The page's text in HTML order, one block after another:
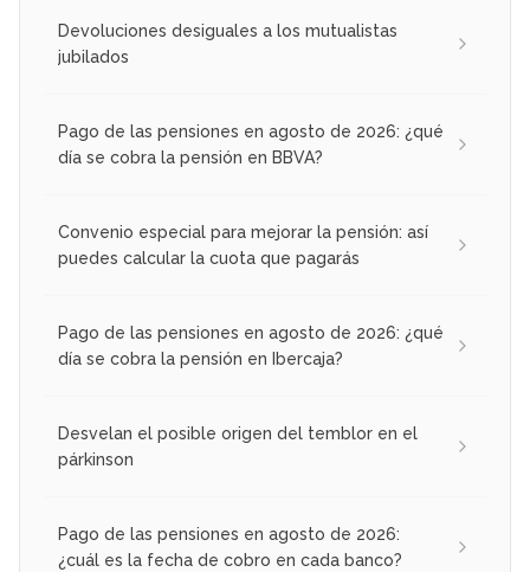
Devoluciones desiguales a los mutualistas
jubilados
Pago de las pensiones en agosto de 2026: ¿qué
día se cobra la pensión en BBVA?
Convenio especial para mejorar la pensión: así
puedes calcular la cuota que pagarás
Pago de las pensiones en agosto de 2026: ¿qué
día se cobra la pensión en Ibercaja?
Desvelan el posible origen del temblor en el
párkinson
Pago de las pensiones en agosto de 2026:
¿cuál es la fecha de cobro en cada banco?